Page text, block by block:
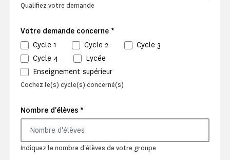
Qualifiez votre demande
Votre demande concerne *
Cycle 1 Cycle 2
Cycle 3
Cycle 4
Lycée
Enseignement supérieur
Cochez le(s) cycle(s) concerné(s)
Nombre d'élèves *
Indiquez le nombre d'élèves de votre groupe